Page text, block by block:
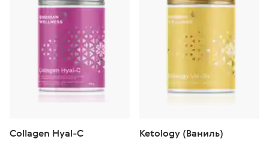
Collagen Hyal-C Ketology (Ваниль)